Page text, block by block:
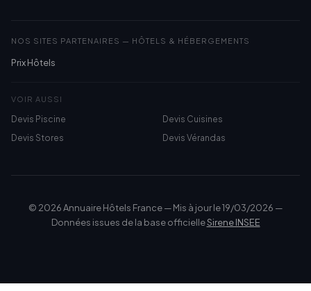
NOS SITES PARTENAIRES — HÔTELS & HÉBERGEMENTS
Prix Hôtels
VOIR AUSSI
Devis Piscine
Devis Cuisines
Devis Stores
Devis Vérandas
© 2026 Annuaire Hôtels France — Mis à jour le 19/03/2026 —
Données issues de la base officielleSirene INSEE